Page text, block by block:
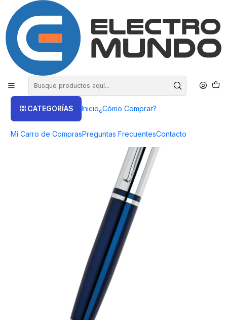
CATEGORÍAS Inicio¿Cómo Comprar?
Mi Carro de ComprasPreguntas FrecuentesContacto
COMPRA HASTA EN 3 CUOTAS SIN INTERES
Inicio Lapicera/Bolígrafos
Lapicera Boligrafo Cross Calais Chrome/Blue